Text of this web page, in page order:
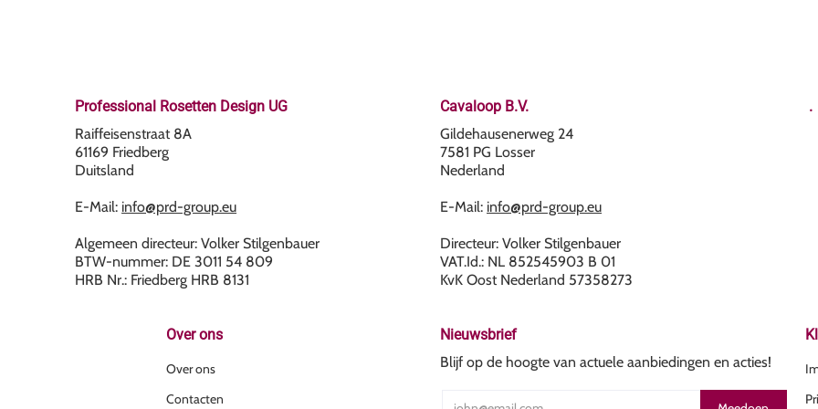
Professional Rosetten Design UG
Raiffeisenstraat 8A
61169 Friedberg
Duitsland
E-Mail: info@prd-group.eu
Algemeen directeur: Volker Stilgenbauer
BTW-nummer: DE 3011 54 809
HRB Nr.: Friedberg HRB 8131
Cavaloop B.V.
Gildehausenerweg 24
7581 PG Losser
Nederland
E-Mail: info@prd-group.eu
Directeur: Volker Stilgenbauer
VAT.Id.: NL 852545903 B 01
KvK Oost Nederland 57358273
.
Over ons
Over ons
Contacten
Nieuwsbrief
Blijf op de hoogte van actuele aanbiedingen en acties!